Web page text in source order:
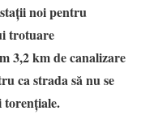
noi pentru
trotuare
3,2 km de canalizare
ca strada să nu se
torențiale.